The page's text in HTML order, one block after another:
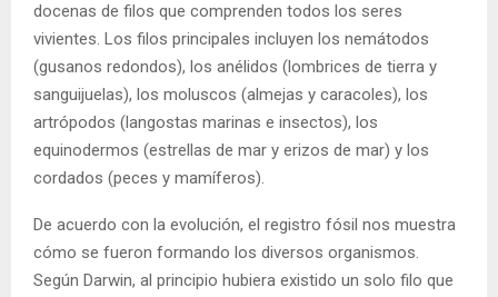
docenas de filos que comprenden todos los seres
vivientes. Los filos principales incluyen los nemátodos
(gusanos redondos), los anélidos (lombrices de tierra y
sanguijuelas), los moluscos (almejas y caracoles), los
artrópodos (langostas marinas e insectos), los
equinodermos (estrellas de mar y erizos de mar) y los
cordados (peces y mamíferos).
De acuerdo con la evolución, el registro fósil nos muestra
cómo se fueron formando los diversos organismos.
Según Darwin, al principio hubiera existido un solo filo que